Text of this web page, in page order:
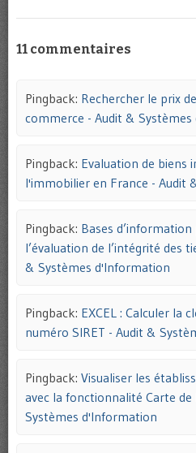
11 commentaires
Pingback: Rechercher le prix
commerce - Audit &
Pingback: Evaluation de biens
l'immobilier en France - Audit
Pingback: Bases
l’évaluation de l’intégrité des
& Systèmes d'Information
Pingback: EXCEL : Calculer la
numéro SIRET - Audit &
Pingback: Visualiser les
avec la fonctionnalité Carte de
Systèmes d'Information